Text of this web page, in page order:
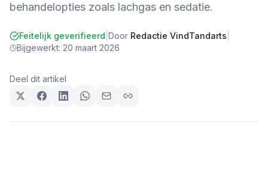
behandelopties zoals lachgas en sedatie.
Feitelijk geverifieerd Door Redactie VindTandarts
Bijgewerkt: 20 maart 2026
Deel dit artikel